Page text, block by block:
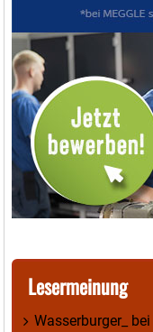
Lesermeinung
Wasserburger_ bei